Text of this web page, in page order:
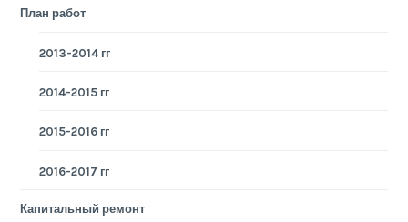
План работ
2013-2014 гг
2014-2015 гг
2015-2016 гг
2016-2017 гг
Капитальный ремонт